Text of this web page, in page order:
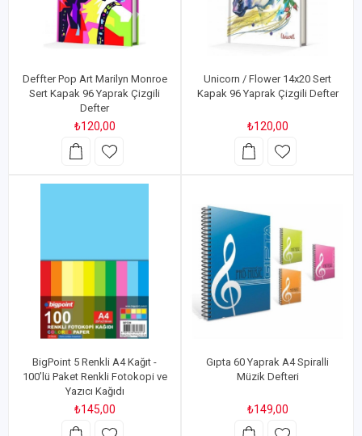
Deffter Pop Art Marilyn Monroe
Sert Kapak 96 Yaprak Çizgili
Defter
₺120,00
Unicorn / Flower 14x20 Sert
Kapak 96 Yaprak Çizgili Defter
₺120,00
BigPoint 5 Renkli A4 Kağıt -
100’lü Paket Renkli Fotokopi ve
Yazıcı Kağıdı
₺145,00
Gıpta 60 Yaprak A4 Spiralli
Müzik Defteri
₺149,00